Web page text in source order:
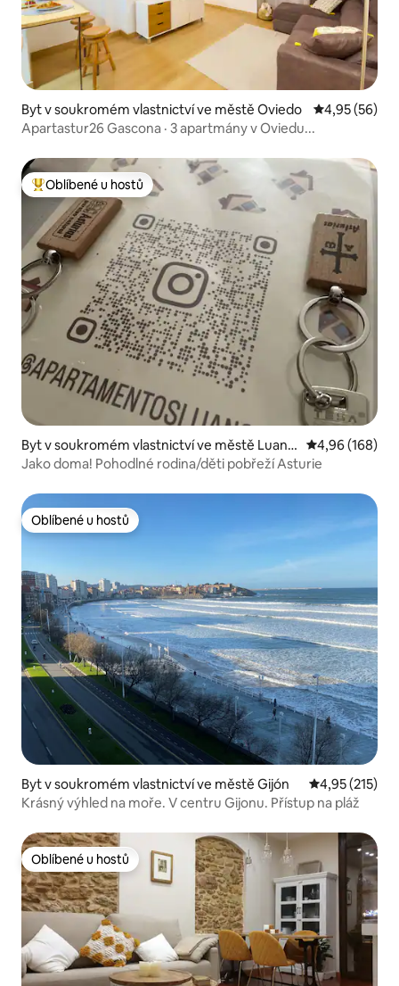
Byt v soukromém vlastnictví ve městě Oviedo Průměrné
4,95 (56)
Apartastur26 Gascona · 3 apartmány v Oviedu...
Nejlepší v kategorii Oblíbené u hostů
Oblíbené u hostů
Byt v soukromém vlastnictví ve městě Luanc
o
Průměrné
4,96 (168)
Jako doma! Pohodlné rodina/děti pobřeží Asturie
Oblíbené u hostů
Oblíbené u hostů
Byt v soukromém vlastnictví ve městě Gijón Průměrné
4,95 (215)
Krásný výhled na moře. V centru Gijonu. Přístup na pláž
Oblíbené u hostů
Oblíbené u hostů